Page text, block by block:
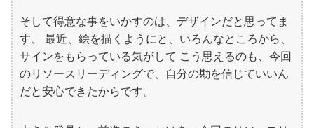
そして得意な事をいかすのは、デザインだと思ってま
す、 最近、絵を描くようにと、いろんなところから、
サインをもらっている気がして こう思えるのも、今回
のリソースリーディングで、自分の勘を信じていいん
だと安心できたからです。